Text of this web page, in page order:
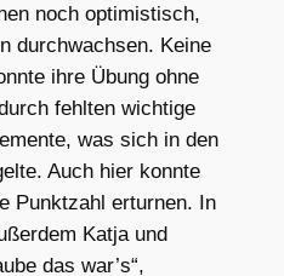
noch optimistisch,
durchwachsen. Keine
ihre Übung ohne
fehlten wichtige
was sich in den
Auch hier konnte
Punktzahl erturnen. In
Katja und
das war’s“,